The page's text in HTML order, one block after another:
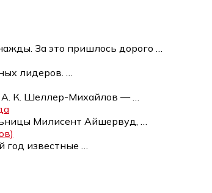
За это пришлось дорого
лидеров.
А. К. Шеллер-Михайлов —
Милисент Айшервуд,
год известные